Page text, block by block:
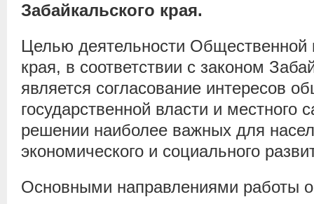
Забайкальского края.
Целью деятельности Общественной
края, в соответствии с законом
является согласование интересов
государственной власти и местного
решении наиболее важных для
экономического и социального
Основными направлениями работы